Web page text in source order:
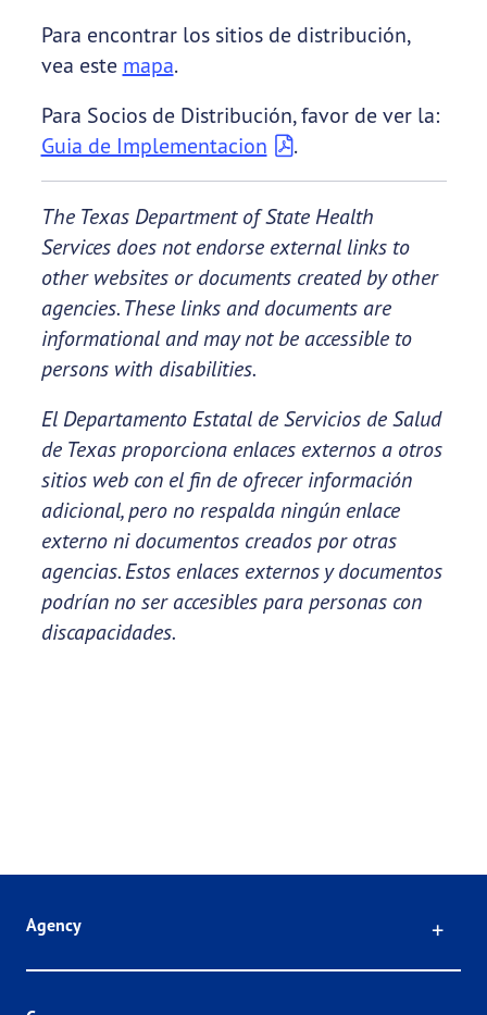
Para encontrar los sitios de distribución,
vea este mapa.
Para Socios de Distribución, favor de ver la:
Guia de Implementacion
.
The Texas Department of State Health
Services does not endorse external links to
other websites or documents created by other
agencies. These links and documents are
informational and may not be accessible to
persons with disabilities.
El Departamento Estatal de Servicios de Salud
de Texas proporciona enlaces externos a otros
sitios web con el fin de ofrecer información
adicional, pero no respalda ningún enlace
externo ni documentos creados por otras
agencias. Estos enlaces externos y documentos
podrían no ser accesibles para personas con
discapacidades.
Agency